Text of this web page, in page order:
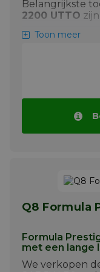
Belangrijkste
2200 UTTO zijn:
Geschikt
assen
Bekijk
specificaties
2200 UTTO.
Toon meer
Q8
Formula
met een lange
We verkopen